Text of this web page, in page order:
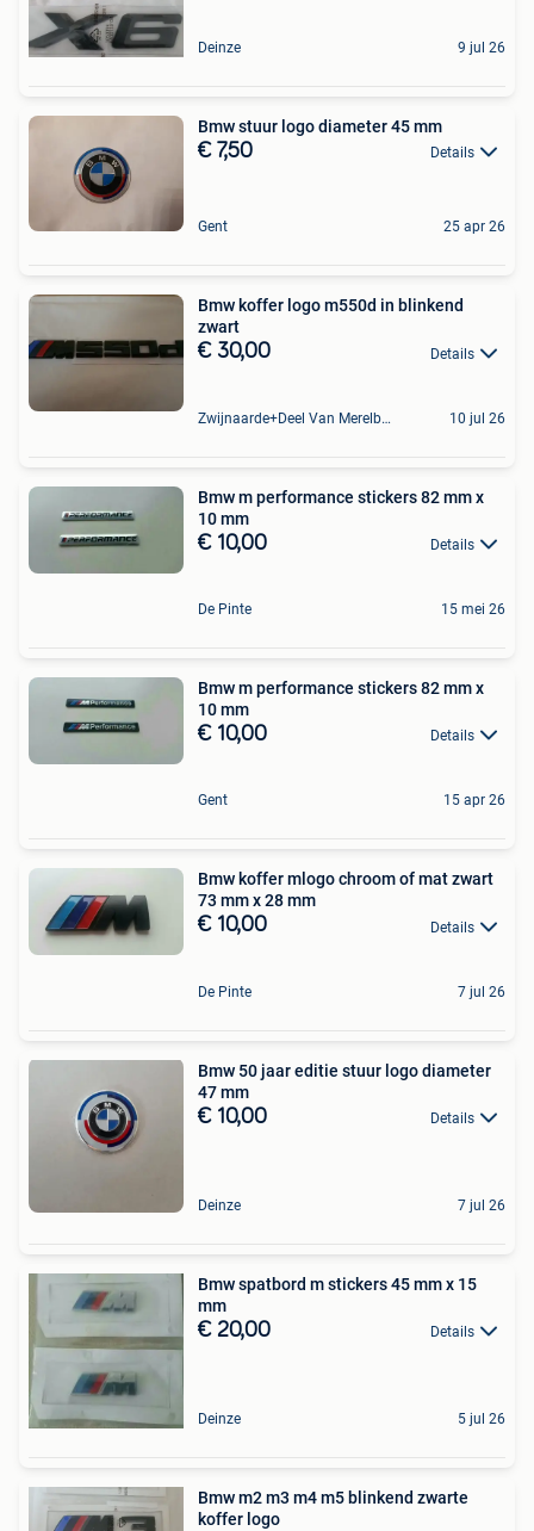
Deinze 9 jul 26
Bmw stuur logo diameter 45 mm
€ 7,50 Details
Gent 25 apr 26
Bmw koffer logo m550d in blinkend
zwart
€ 30,00 Details
Zwijnaarde+Deel Van Merelbeke 10 jul 26
Bmw m performance stickers 82 mm x
10 mm
€ 10,00 Details
De Pinte 15 mei 26
Bmw m performance stickers 82 mm x
10 mm
€ 10,00 Details
Gent 15 apr 26
Bmw koffer mlogo chroom of mat zwart
73 mm x 28 mm
€ 10,00 Details
De Pinte 7 jul 26
Bmw 50 jaar editie stuur logo diameter
47 mm
€ 10,00 Details
Deinze 7 jul 26
Bmw spatbord m stickers 45 mm x 15
mm
€ 20,00 Details
Deinze 5 jul 26
Bmw m2 m3 m4 m5 blinkend zwarte
koffer logo